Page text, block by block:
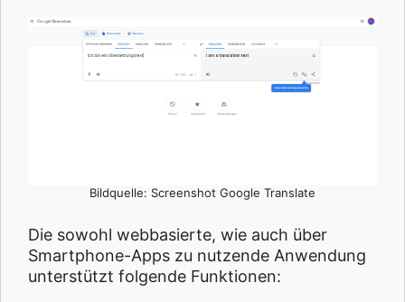
Bildquelle: Screenshot Google Translate
Die sowohl webbasierte, wie auch über
Smartphone-Apps zu nutzende Anwendung
unterstützt folgende Funktionen: